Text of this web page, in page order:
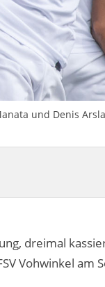
und Denis
dreimal
Vohwinkel